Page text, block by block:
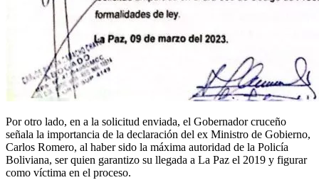
Por otro lado, en a la solicitud enviada, el Gobernador cruceño
señala la importancia de la declaración del ex Ministro de Gobierno,
Carlos Romero, al haber sido la máxima autoridad de la Policía
Boliviana, ser quien garantizo su llegada a La Paz el 2019 y figurar
como víctima en el proceso.